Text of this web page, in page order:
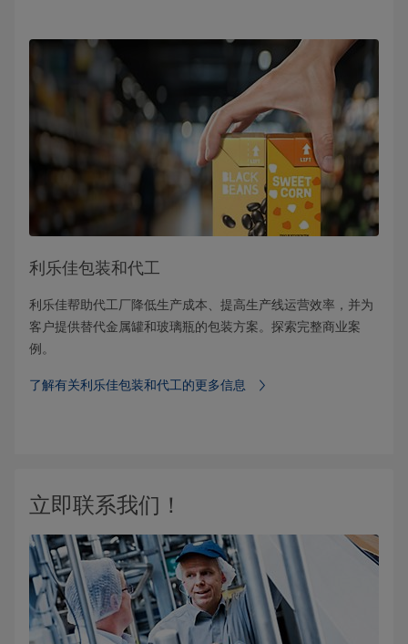
利乐佳包装和代工
利乐佳帮助代工厂降低生产成本、提高生产线运营效率，并为
客户提供替代金属罐和玻璃瓶的包装方案。探索完整商业案
例。
了解有关利乐佳包装和代工的更多信息
立即联系我们！